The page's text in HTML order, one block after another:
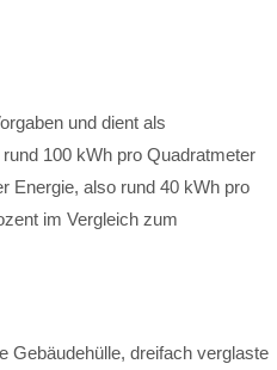
und dient als
100 kWh pro Quadratmeter
Energie, also rund 40 kWh pro
im Vergleich zum
Gebäudehülle, dreifach verglaste